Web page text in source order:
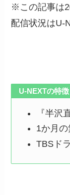
※この記事は
配信状況はU-
U-NEXTの特徴
『半沢
1か月
TBSド